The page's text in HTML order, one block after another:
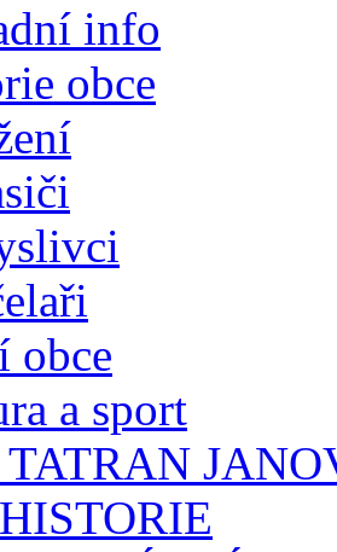
info
obce
obce
a sport
TATRAN
HISTORIE